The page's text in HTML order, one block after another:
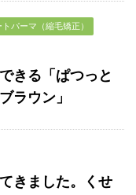
トパーマ（縮毛矯正）
きる「ぱつっと
ラウン」
きました。くせ